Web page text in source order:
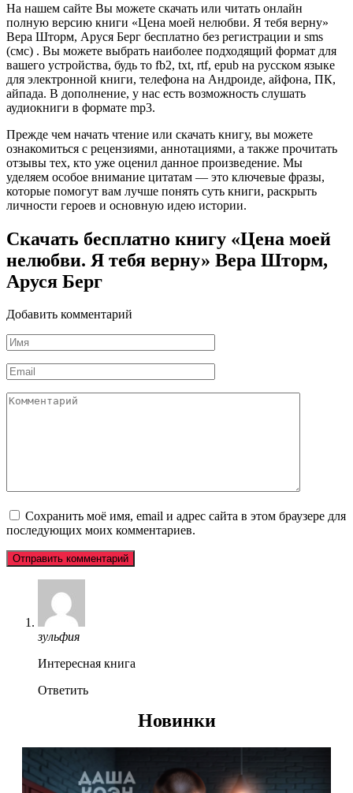
На нашем сайте Вы можете скачать или читать онлайн
полную версию книги «Цена моей нелюбви. Я тебя верну»
Вера Шторм, Аруся Берг бесплатно без регистрации и sms
(смс) . Вы можете выбрать наиболее подходящий формат для
вашего устройства, будь то fb2, txt, rtf, epub на русском языке
для электронной книги, телефона на Андроиде, айфона, ПК,
айпада. В дополнение, у нас есть возможность слушать
аудиокниги в формате mp3.
Прежде чем начать чтение или скачать книгу, вы можете
ознакомиться с рецензиями, аннотациями, а также прочитать
отзывы тех, кто уже оценил данное произведение. Мы
уделяем особое внимание цитатам — это ключевые фразы,
которые помогут вам лучше понять суть книги, раскрыть
личности героев и основную идею истории.
Скачать бесплатно книгу «Цена моей
нелюбви. Я тебя верну» Вера Шторм,
Аруся Берг
Добавить комментарий
Имя
*
Email
*
Комментарий
Сохранить моё имя, email и адрес сайта в этом браузере для
последующих моих комментариев.
зульфия
Интересная книга
Ответить
Новинки